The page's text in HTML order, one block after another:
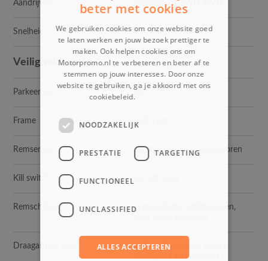
Aandrijving schakelbaar 2WD 4WD
Snelheid 120 km/h
Veiligheidsopties
Parkeerrem Ja
Frame Roll cage
Remsensor Ja, voorzien van remsensoren
Kill switch
Remschijven
Hydraulische schijfremmen,
Draagarmen voor
verbreed voor een betere
wegligging en veiligheid (
beter met cookies
We gebruiken cookies om onze website goed
te laten werken en jouw bezoek prettiger te
maken. Ook helpen cookies ons om
Motorpromo.nl te verbeteren en beter af te
stemmen op jouw interesses. Door onze
website te gebruiken, ga je akkoord met ons
cookiebeleid.
NOODZAKELIJK
PRESTATIE TARGETING
FUNCTIONEEL
UNCLASSIFIED
ALLES ACCEPTEREN